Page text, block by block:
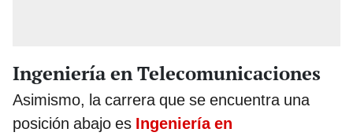
Ingeniería en Telecomunicaciones
Asimismo, la carrera que se encuentra una
posición abajo es Ingeniería en